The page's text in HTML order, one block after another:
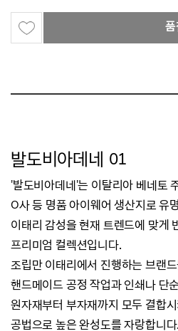
품
발도비아데네 01
'발도비아데네'는 이탈리아 베네토
O사 등 명품 아이웨어 생산지로 유
이태리 감성을 현재 트렌드에 맞게
프리미엄 컬렉션입니다.
조립만 이태리에서 진행하는 브랜
핸드메이드 공정 작업과 인쇄나 단
원자재부터 부자재까지 모두 결합
공법으로 높은 완성도를 자랑합니다.